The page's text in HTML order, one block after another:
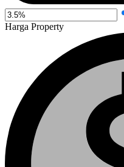
Harga Property